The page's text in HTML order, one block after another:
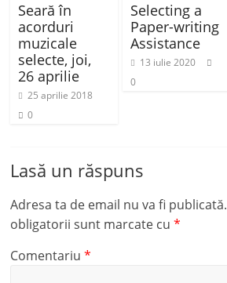
Seară în
acorduri
muzicale
selecte, joi,
26 aprilie
25 aprilie 2018
0
Selecting a
Paper-writing
Assistance
13 iulie 2020
0
Lasă un răspuns
Adresa ta de email nu va fi publicată.
obligatorii sunt marcate cu*
Comentariu*